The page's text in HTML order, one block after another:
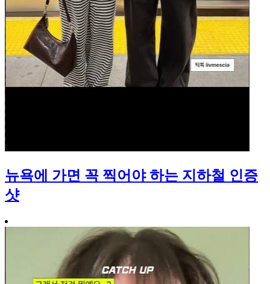
뉴욕에 가면 꼭 찍어야 하는 지하철 인증
샷